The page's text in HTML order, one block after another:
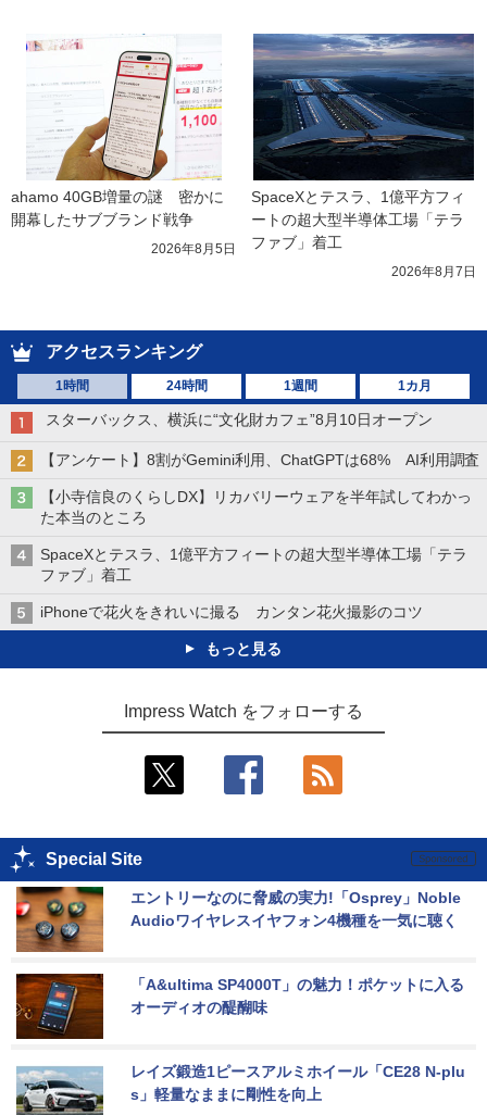
ahamo 40GB増量の謎　密かに
開幕したサブブランド戦争
2026年8月5日
SpaceXとテスラ、1億平方フィ
ートの超大型半導体工場「テラ
ファブ」着工
2026年8月7日
アクセスランキング
1時間 24時間 1週間 1カ月
スターバックス、横浜に“文化財カフェ”8月10日オープン
【アンケート】8割がGemini利用、ChatGPTは68% AI利用調査
【小寺信良のくらしDX】リカバリーウェアを半年試してわかっ
た本当のところ
SpaceXとテスラ、1億平方フィートの超大型半導体工場「テラ
ファブ」着工
iPhoneで花火をきれいに撮る カンタン花火撮影のコツ
もっと見る
Impress Watch をフォローする
Special Site
エントリーなのに脅威の実力!「Osprey」Noble
Audioワイヤレスイヤフォン4機種を一気に聴く
「A&ultima SP4000T」の魅力！ポケットに入る
オーディオの醍醐味
レイズ鍛造1ピースアルミホイール「CE28 N-plu
s」軽量なままに剛性を向上